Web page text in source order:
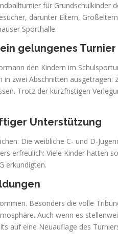
für Grundschulkinder
darunter Eltern,
Sporthalle.
gelungenes Turnier
den Kindern im
zwei Abschnitten ausgetragen:
Trotz der kurzfristigen
Unterstützung
Die weibliche C- und D-
erfreulich: Viele Kinder hatten
erkundigten.
Besonders die volle
Auch wenn es
auf eine Neuauflage des